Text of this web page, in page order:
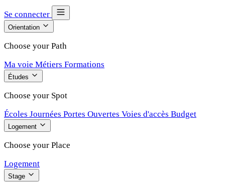
Se connecter
Orientation
Choose your Path
Ma voie Métiers Formations
Études
Choose your Spot
Écoles Journées Portes Ouvertes Voies d'accès Budget
Logement
Choose your Place
Logement
Stage